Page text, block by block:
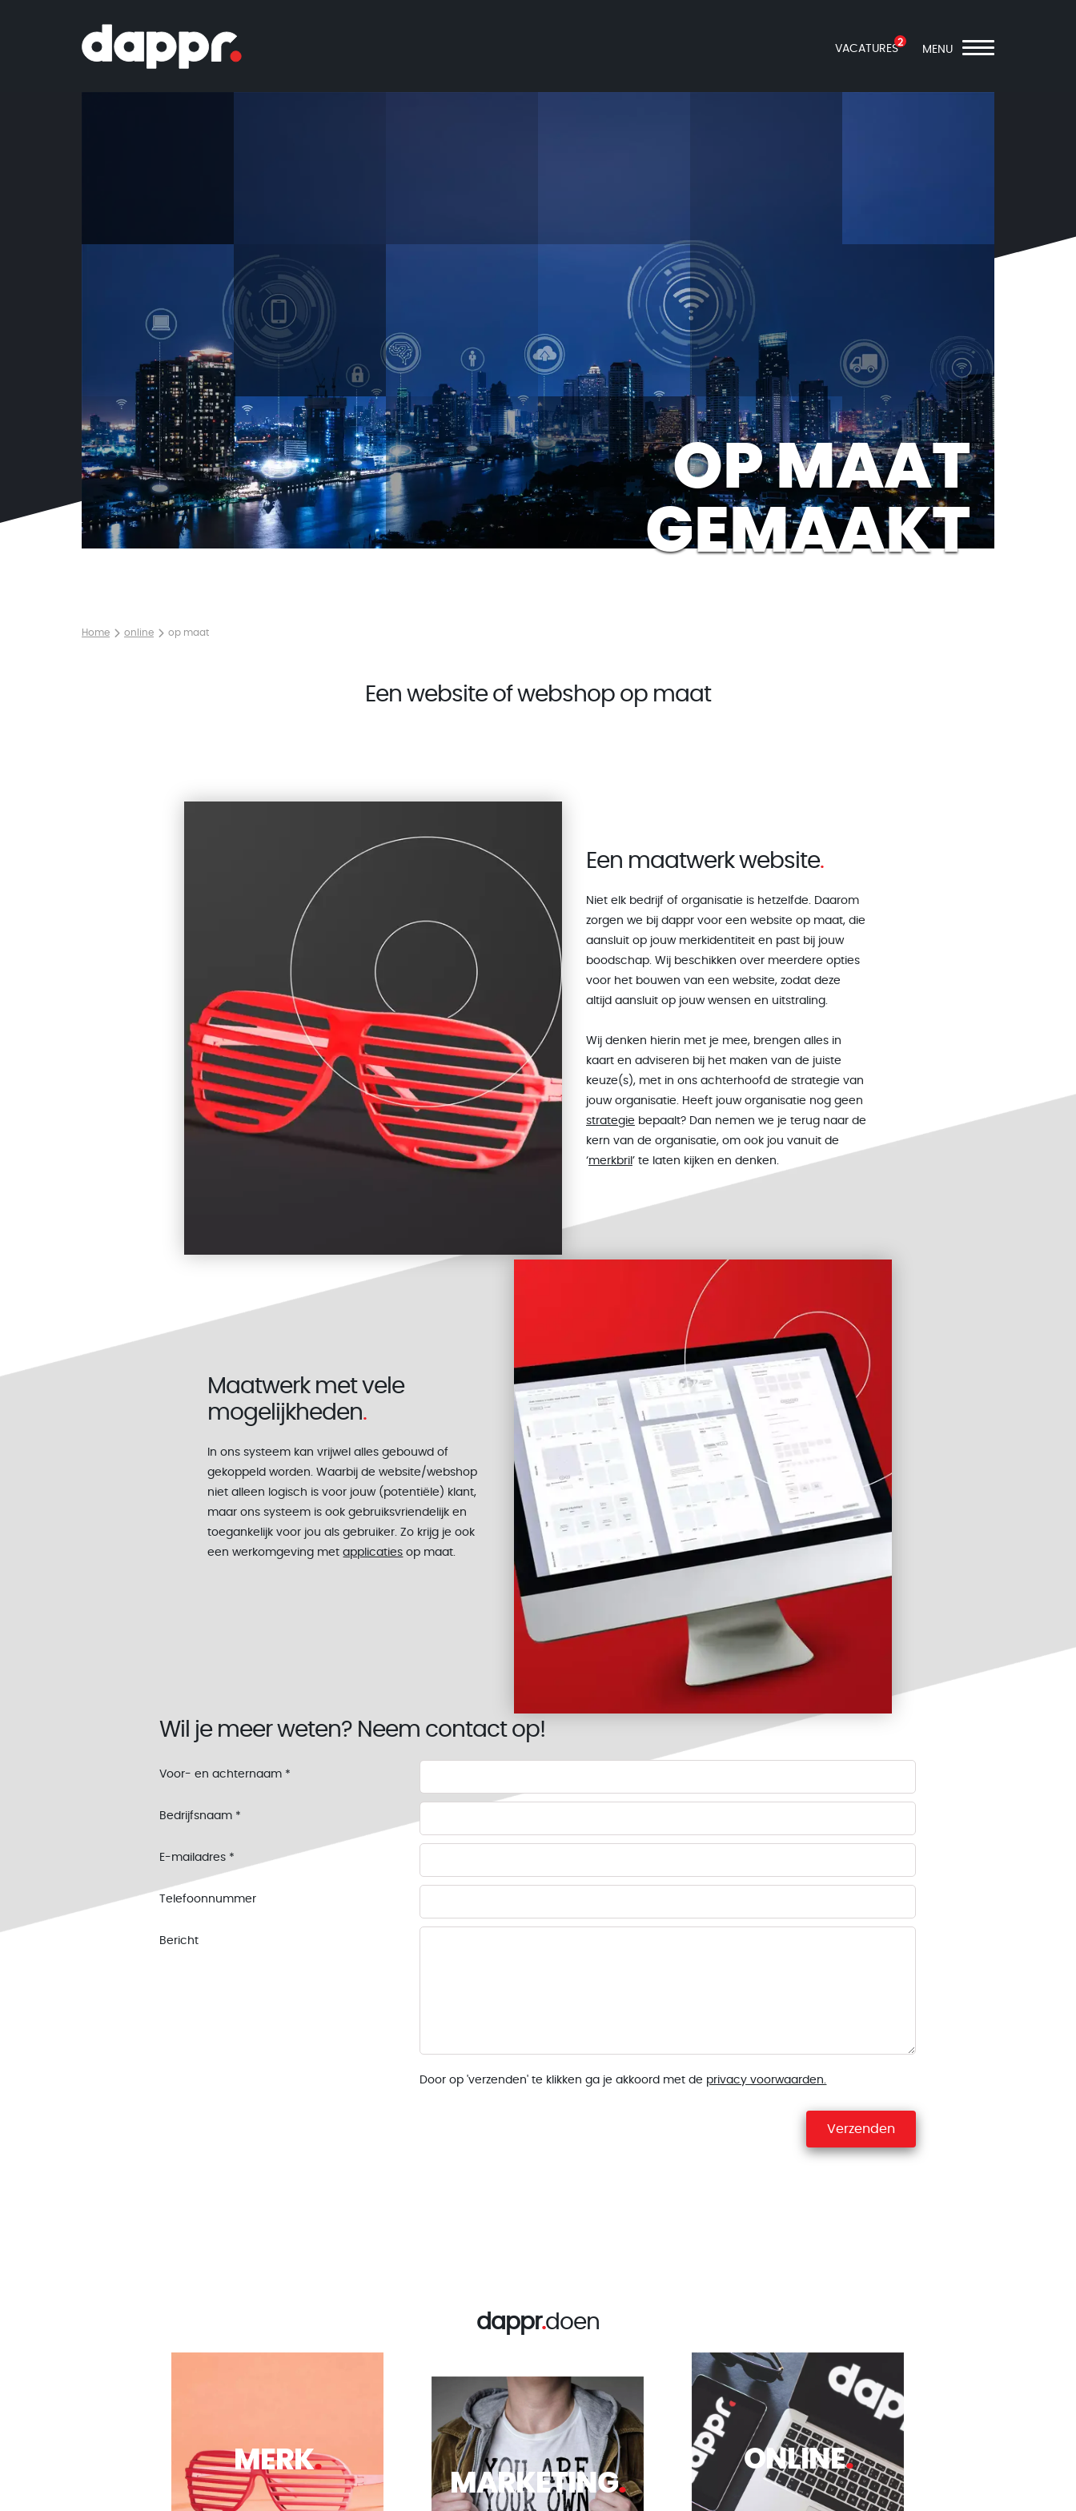
VACATURES
2
MENU
OP MAAT
GEMAAKT
Home online op maat
Een website of webshop op maat
Een maatwerk website
Niet elk bedrijf of organisatie is hetzelfde. Daarom
zorgen we bij dappr voor een website op maat, die
aansluit op jouw merkidentiteit en past bij jouw
boodschap. Wij beschikken over meerdere opties
voor het bouwen van een website, zodat deze
altijd aansluit op jouw wensen en uitstraling.
Wij denken hierin met je mee, brengen alles in
kaart en adviseren bij het maken van de juiste
keuze(s), met in ons achterhoofd de strategie van
jouw organisatie. Heeft jouw organisatie nog geen
strategie bepaalt? Dan nemen we je terug naar de
kern van de organisatie, om ook jou vanuit de
‘merkbril ’ te laten kijken en denken.
Maatwerk met vele
mogelijkheden
In ons systeem kan vrijwel alles gebouwd of
gekoppeld worden. Waarbij de website/webshop
niet alleen logisch is voor jouw (potentiële) klant,
maar ons systeem is ook gebruiksvriendelijk en
toegankelijk voor jou als gebruiker. Zo krijg je ook
een werkomgeving metapplicaties op maat.
Wil je meer weten? Neem contact op!
Voor- en achternaam *
Bedrijfsnaam *
E-mailadres *
Telefoonnummer
Bericht
Door op 'verzenden' te klikken ga je akkoord met de privacy voorwaarden.
Verzenden
dappr.doen
MERK.
MARKETING.
ONLINE.